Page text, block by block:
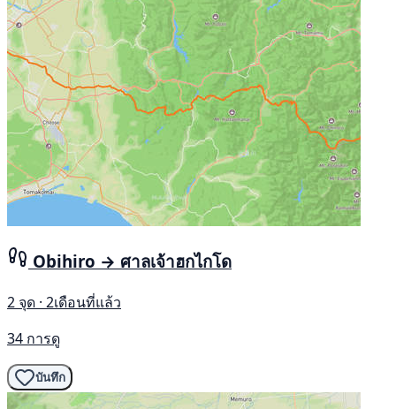
Obihiro → ศาลเจ้าฮกไกโด
2 จุด · 2เดือนที่แล้ว
34 การดู
บันทึก